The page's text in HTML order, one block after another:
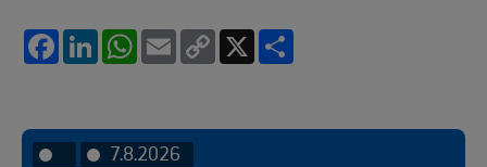
FacebookLinkedInWhatsApp
Email
Copy
7.8.2026